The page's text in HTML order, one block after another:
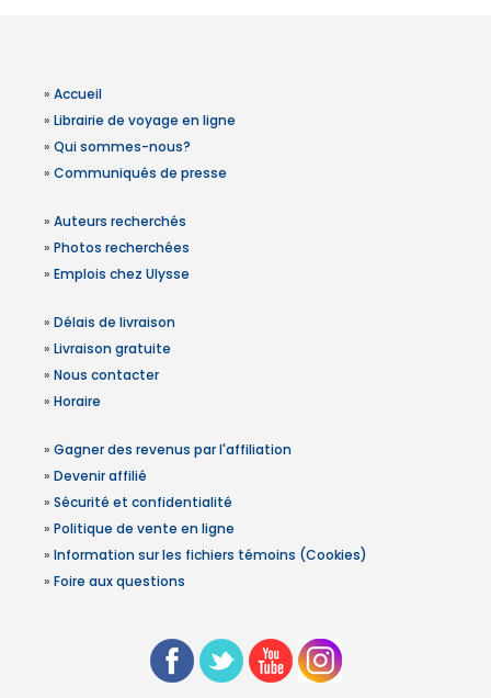
» Accueil
» Librairie de voyage en ligne
» Qui sommes-nous?
» Communiqués de presse
» Auteurs recherchés
» Photos recherchées
» Emplois chez Ulysse
» Délais de livraison
» Livraison gratuite
» Nous contacter
» Horaire
» Gagner des revenus par l'affiliation
» Devenir affilié
» Sécurité et confidentialité
» Politique de vente en ligne
» Information sur les fichiers témoins (Cookies)
» Foire aux questions